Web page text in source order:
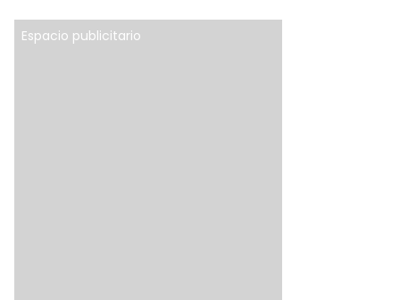
Espacio publicitario